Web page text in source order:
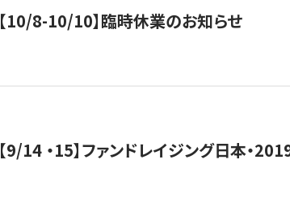
【10/8-10/10】臨時休業のお知らせ
【9/14 ・15】ファンドレイジング日本・